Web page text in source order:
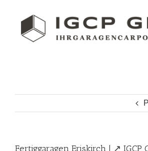
Fertiggaragen Eriskirch | ↗️ IGCP